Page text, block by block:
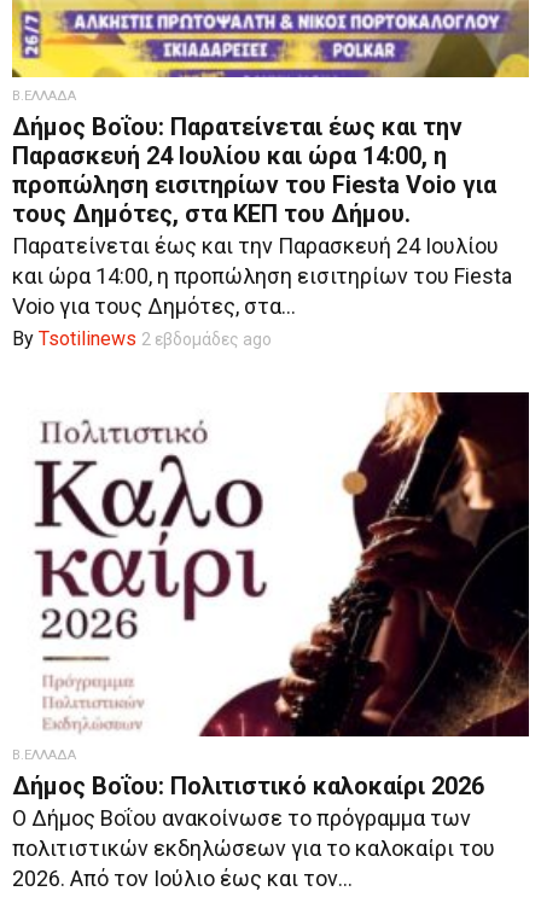
Β.ΕΛΛΑΔΑ
Δήμος Βοΐου: Παρατείνεται έως και την
Παρασκευή 24 Ιουλίου και ώρα 14:00, η
προπώληση εισιτηρίων του Fiesta Voio για
τους Δημότες, στα ΚΕΠ του Δήμου.
Παρατείνεται έως και την Παρασκευή 24 Ιουλίου
και ώρα 14:00, η προπώληση εισιτηρίων του Fiesta
Voio για τους Δημότες, στα...
By Tsotilinews 2 εβδομάδες ago
Β.ΕΛΛΑΔΑ
Δήμος Βοΐου: Πολιτιστικό καλοκαίρι 2026
Ο Δήμος Βοΐου ανακοίνωσε το πρόγραμμα των
πολιτιστικών εκδηλώσεων για το καλοκαίρι του
2026. Από τον Ιούλιο έως και τον...